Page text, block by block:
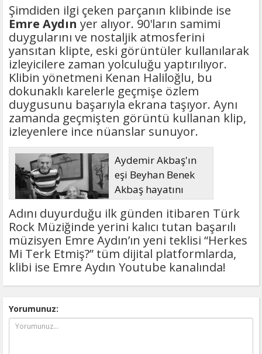
Şimdiden ilgi çeken parçanın klibinde ise
Emre Aydın yer alıyor. 90'ların samimi
duygularını ve nostaljik atmosferini
yansıtan klipte, eski görüntüler kullanılarak
izleyicilere zaman yolculuğu yaptırılıyor.
Klibin yönetmeni Kenan Haliloğlu, bu
dokunaklı karelerle geçmişe özlem
duygusunu başarıyla ekrana taşıyor. Aynı
zamanda geçmişten görüntü kullanan klip,
izleyenlere ince nüanslar sunuyor.
Aydemir Akbaş'ın
eşi Beyhan Benek
Akbaş hayatını
kaybetti
Adını duyurduğu ilk günden itibaren Türk
Rock Müziğinde yerini kalıcı tutan başarılı
müzisyen Emre Aydın’ın yeni teklisi “Herkes
Mi Terk Etmiş?” tüm dijital platformlarda,
klibi ise Emre Aydın Youtube kanalında!
Yorumunuz: